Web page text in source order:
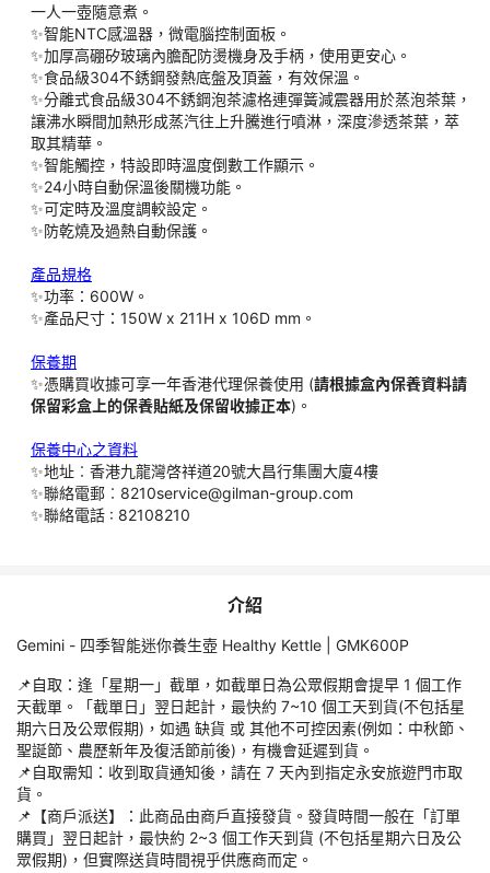
自取：逢「星期一」截單，如截單日為公眾假期會提早 1 個工作天
起計，最快約 7~10 個工天到貨 (不包括星期六日及公眾假期)，如
運輸過程中 外盒包裝 可能因碰撞而造成 損毀 或 凹陷 或 皺紋；但
訂單成功付款並確認後，閣下會收到 「預訂確認電郵」 及 電子收
「預訂確認電郵」不代表已成功預留訂購之產品，一切取決於供應
缺貨，閣下可以選擇其他同等或更高價值的產品，只需補貼相關差
貨手續費。退款一般需時約 2~4 星期。實際的退款時間取決於發卡
若選擇【商戶派送】服務，此商品由商戶直接發貨。發貨時間一般
計，最快約 2~3 個工作天到貨 (不包括星期六日及公眾假期)，但實
【商戶派送】服務可能不覆蓋有關地區 (如馬灣、梅窩、錦田等)，
詳情請查閱【商戶派送】收費表：
https://drive.google.com/file/d/
如有任何爭議，World Way (Pacific) Limited 及 太平家庭電器 保留
一人一壺隨意煮。
✨智能NTC感溫器，微電腦控制面板。
✨加厚高硼矽玻璃內膽配防燙機身及手柄，使用更安心。
✨食品級304不銹鋼發熱底盤及頂蓋，有效保溫。
✨分離式食品級304不銹鋼泡茶濾格連彈簧減震器用於蒸泡茶葉，
讓沸水瞬間加熱形成蒸汽往上升騰進行噴淋，深度滲透茶葉，萃
取其精華。
✨智能觸控，特設即時溫度倒數工作顯示。
✨24小時自動保溫後關機功能。
✨可定時及溫度調較設定。
✨防乾燒及過熱自動保護。
產品規格
✨功率：600W。
✨產品尺寸：150W x 211H x 106D mm。
保養期
✨憑購買收據可享一年香港代理保養使用 (請根據盒內保養資料請
保留彩盒上的保養貼紙及保留收據正本)。
保養中心之資料
✨地址︰香港九龍灣啓祥道20號大昌行集團大廈4樓
✨聯絡電郵︰8210service@gilman-group.com
✨聯絡電話 : 82108210
介紹
Gemini - 四季智能迷你養生壺 Healthy Kettle | GMK600P
📌️自取：逢「星期一」截單，如截單日為公眾假期會提早 1 個工作
天截單。「截單日」翌日起計，最快約 7~10 個工天到貨(不包括星
期六日及公眾假期)，如遇 缺貨 或 其他不可控因素(例如：中秋節、
聖誕節、農歷新年及復活節前後)，有機會延遲到貨。
📌️自取需知：收到取貨通知後，請在 7 天內到指定永安旅遊門市取
貨。
📌️【商戶派送】：此商品由商戶直接發貨。發貨時間一般在「訂單
購買」翌日起計，最快約 2~3 個工作天到貨 (不包括星期六日及公
眾假期)，但實際送貨時間視乎供應商而定。